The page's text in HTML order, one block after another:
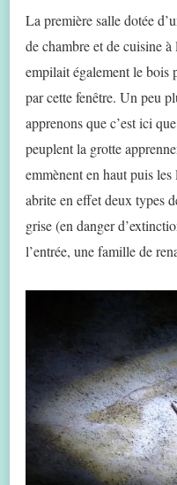
La première salle dotée
de chambre et de cuisine
empilait également le bois
par cette fenêtre. Un peu
apprenons que c’est ici
peuplent la grotte
emmènent en haut puis
abrite en effet deux types
grise (en danger
l’entrée, une famille de